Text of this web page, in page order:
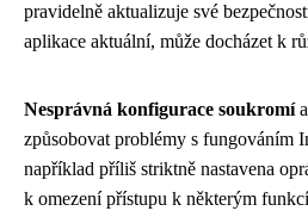
pravidelně aktualizuje své
aplikace aktuální, může docházet k
Nesprávná konfigurace soukromía
způsobovat problémy s fungováním
například příliš striktně nastavena
k omezení přístupu k některým